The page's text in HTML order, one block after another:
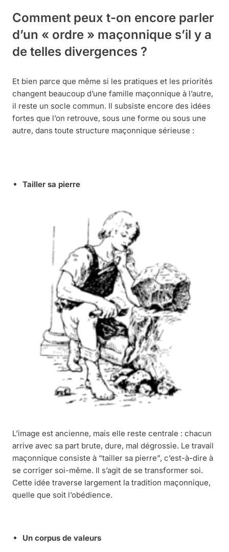
Comment peux t-on encore parler
d’un « ordre » maçonnique s’il y a
de telles divergences ?
Et bien parce que même si les pratiques et les priorités
changent beaucoup d’une famille maçonnique à l’autre,
il reste un socle commun. Il subsiste encore des idées
fortes que l’on retrouve, sous une forme ou sous une
autre, dans toute structure maçonnique sérieuse :
Tailler sa pierre
L’image est ancienne, mais elle reste centrale : chacun
arrive avec sa part brute, dure, mal dégrossie. Le travail
maçonnique consiste à “tailler sa pierre”, c’est-à-dire à
se corriger soi-même. Il s’agit de se transformer soi.
Cette idée traverse largement la tradition maçonnique,
quelle que soit l’obédience.
Un corpus de valeurs